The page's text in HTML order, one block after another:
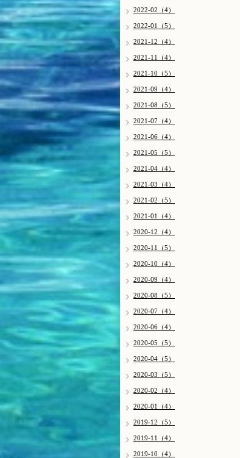
2022-02（4）
2022-01（5）
2021-12（4）
2021-11（4）
2021-10（5）
2021-09（4）
2021-08（5）
2021-07（4）
2021-06（4）
2021-05（5）
2021-04（4）
2021-03（4）
2021-02（5）
2021-01（4）
2020-12（4）
2020-11（5）
2020-10（4）
2020-09（4）
2020-08（5）
2020-07（4）
2020-06（4）
2020-05（5）
2020-04（5）
2020-03（5）
2020-02（4）
2020-01（4）
2019-12（5）
2019-11（4）
2019-10（4）